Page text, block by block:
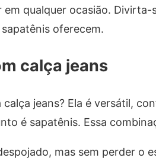
qualquer ocasião.
oferecem.
calça jeans
calça jeans? Ela é versátil,
é sapatênis. Essa
mas sem perder o